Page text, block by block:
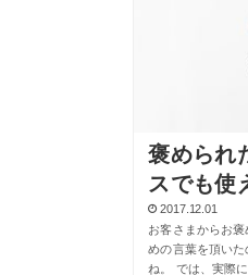
褒められ
スでも使
2017.12.01
お客さまからお
めの言葉を頂い
ね。 では、実際